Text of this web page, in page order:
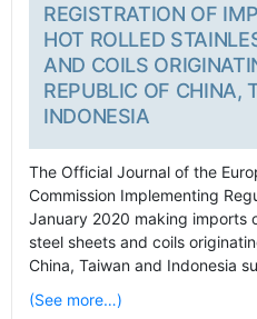
REGISTRATION OF
HOT ROLLED
AND COILS
REPUBLIC OF CHINA,
INDONESIA
The Official Journal of the
Commission Implementing
January 2020 making imports
steel sheets and coils
China, Taiwan and Indonesia
(See more…)